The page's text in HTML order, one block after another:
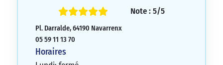
qu’une insatisfaction généralisée envers
Banque Populaire, je suis ravi d’avoir un
conseiller qui est extrêmement compétent,
un service remarquablement performant,
Note : 5/5
Pl. Darralde, 64190 Navarrenx
05 59 11 13 70
Horaires